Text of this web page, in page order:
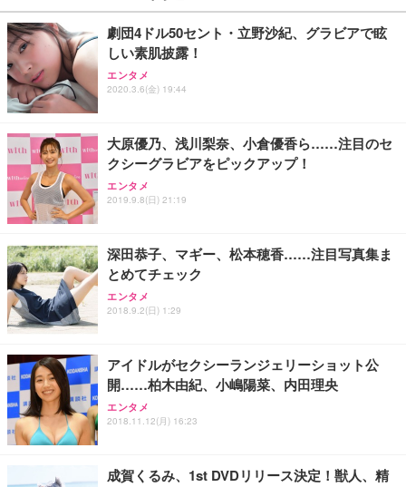
￥27,999
Sezlife オフィスチェア デスクチェア 疲れない テレ
ワーク チェア 強化バックレスト 30度ロッキング機
能 人間工学 椅子 腰サポート 90度跳ね上げ式アーム
務用 おしゃれ パソコンチェア (ブラック)
Sezlife オフィスチェア デスクチェア 疲れない テレ
ワーク チェア 強化バックレスト 30度ロッキング機
能 人間工学 椅子 腰サポート 90度跳ね上げ式アーム
務用 おしゃれ パソコンチェア (ホワイト)
ANDWINT オフィスチェア デスクチェア 肘なし メ
ッシュ 通気性 ランバーサポート付き 腰サポート ガ
ス圧無段階昇降 360度回転 キャスター付き コンパク
￥109,572
【純正品】27"ゲーミングモニター DualSense 充電
フック付き（CFI-ZDM1J）
【整備済み品】Dell E2724HS 27インチ 液晶モニタ
ー フルHD（1920×1080）VA 非光沢 HDMI/DisplayP
ort/VGA スピーカー内蔵 高さ調整 スイベル VESA対
【MiniLED/24.5inch/280Hz/FHD】GRAPHT THE S
HOOTER Gaming Monitor 24” Essential ゲーミン
グモニター QD 24.5インチ 1ms FHD 量子ドット 残
￥3,234
ネオ・ルーライフ ネオ・オムツ L 中型犬用 26枚入
り 単品
Smart Basic(スマートベーシック) 【Amazon.co.jp
限定】 Smart Basic アイリスオーヤマ ペットシーツ
超厚型 お徳用 ワイド 100枚入 (x 1) (ケース販売)
アイリスオーヤマ ペットシーツ 超厚型 お徳用 レギ
ュラー 200枚入【Amazon.co.jp限定】
劇団4ドル50セント・立野沙紀、グラビアで眩
しい素肌披露！
エンタメ
2020.3.6(金) 19:44
大原優乃、浅川梨奈、小倉優香ら……注目のセ
クシーグラビアをピックアップ！
エンタメ
2019.9.8(日) 21:19
深田恭子、マギー、松本穂香……注目写真集ま
とめてチェック
エンタメ
2018.9.2(日) 1:29
アイドルがセクシーランジェリーショット公
開……柏木由紀、小嶋陽菜、内田理央
エンタメ
2018.11.12(月) 16:23
成賀くるみ、1st DVDリリース決定！獣人、精